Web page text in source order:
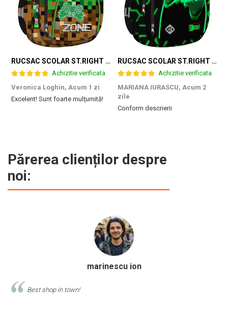
RUCSAC SCOLAR ST.RIGHT 4 COMPARTIMENTE BP-04 GAME ZONE 698187
Achizitie verificata
Veronica Loghin, Acum 1 zi
Excelent! Sunt foarte mulțumită!
RUCSAC SCOLAR ST.RIGHT 4 COMPARTIMENTE BP-04 GREEN LEVEL 301339
Achizitie verificata
MARIANA IURASCU, Acum 2
zile
Conform descrierii
Părerea clienților despre
noi:
Calinescu Matei
Comand produse de papetarie si birotica de cel